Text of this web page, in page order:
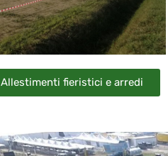
Allestimenti fieristici e arredi